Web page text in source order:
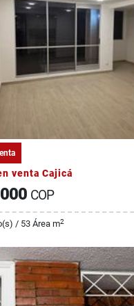
venta Cajicá
COP
/ 53 Área m2